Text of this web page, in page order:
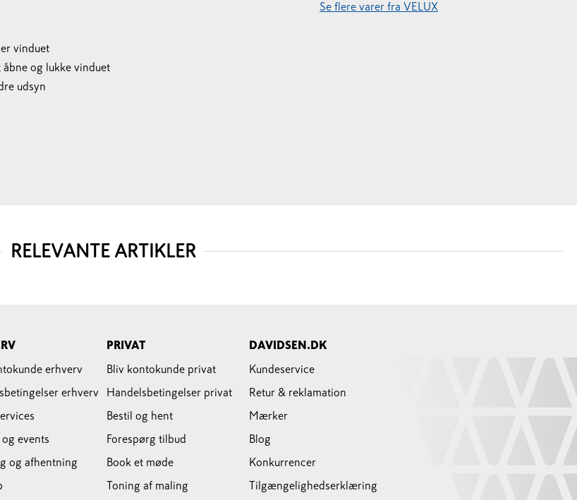
vinduet
og lukke vinduet
udsyn
Se flere varer fra VELUX
RELEVANTE ARTIKLER
erhverv
erhverv
og events
og afhentning
PRIVAT
Bliv kontokunde privat
Handelsbetingelser privat
Bestil og hent
Forespørg tilbud
Book et møde
Toning af maling
DAVIDSEN.DK
Kundeservice
Retur & reklamation
Mærker
Blog
Konkurrencer
Tilgængelighedserklæring